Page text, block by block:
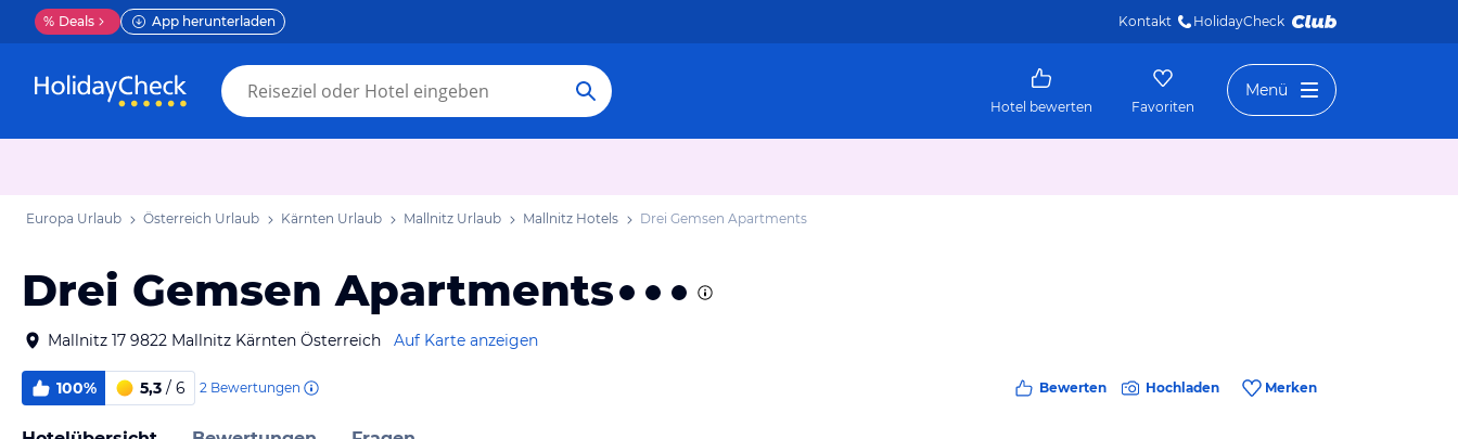
% Deals App herunterladen Kontakt HolidayCheck
Hotel bewerten Favoriten
Menü
Europa Urlaub Österreich Urlaub Kärnten Urlaub Mallnitz Urlaub Mallnitz Hotels Drei Gemsen Apartments
Drei Gemsen Apartments
Mallnitz 17 9822 Mallnitz Kärnten Österreich Auf Karte anzeigen
100% 5,3 / 6 2 Bewertungen Bewerten Hochladen Merken